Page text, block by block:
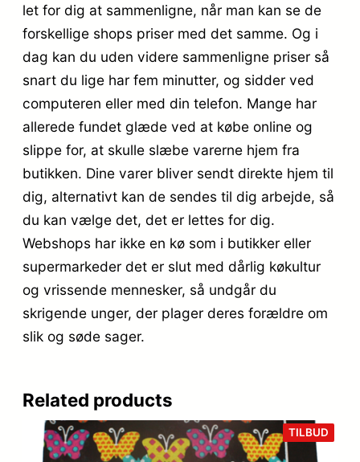
let for dig at sammenligne, når man kan se de
forskellige shops priser med det samme. Og i
dag kan du uden videre sammenligne priser så
snart du lige har fem minutter, og sidder ved
computeren eller med din telefon. Mange har
allerede fundet glæde ved at købe online og
slippe for, at skulle slæbe varerne hjem fra
butikken. Dine varer bliver sendt direkte hjem til
dig, alternativt kan de sendes til dig arbejde, så
du kan vælge det, det er lettes for dig.
Webshops har ikke en kø som i butikker eller
supermarkeder det er slut med dårlig køkultur
og vrissende mennesker, så undgår du
skrigende unger, der plager deres forældre om
slik og søde sager.
Related products
TILBUD
PÅ